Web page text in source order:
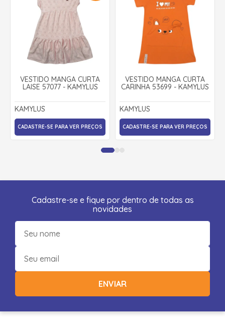
VESTIDO MANGA CURTA
LAISE 57077 - KAMYLUS
KAMYLUS
CADASTRE-SE PARA VER PREÇOS
VESTIDO MANGA CURTA
CARINHA 53699 - KAMYLUS
KAMYLUS
CADASTRE-SE PARA VER PREÇOS
Cadastre-se e fique por dentro de todas as
novidades
ENVIAR